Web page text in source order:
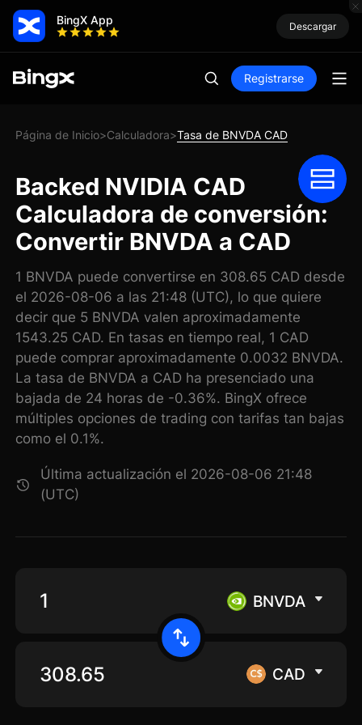
BingX App Descargar
Registrarse
Página de Inicio>Calculadora>Tasa de BNVDA CAD
Backed NVIDIA CAD
Calculadora de conversión:
Convertir BNVDA a CAD
1 BNVDA puede convertirse en 308.65 CAD desde
el 2026-08-06 a las 21:48 (UTC), lo que quiere
decir que 5 BNVDA valen aproximadamente
1543.25 CAD. En tasas en tiempo real, 1 CAD
puede comprar aproximadamente 0.0032 BNVDA.
La tasa de BNVDA a CAD ha presenciado una
bajada de 24 horas de -0.36%. BingX ofrece
múltiples opciones de trading con tarifas tan bajas
como el 0.1%.
Última actualización el 2026-08-06 21:48
(UTC)
BNVDA
CAD